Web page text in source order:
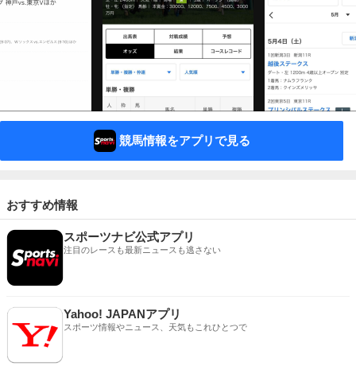
競馬情報をアプリで見る
おすすめ情報
スポーツナビ公式アプリ
注目のレースも最新ニュースも逃さない
Yahoo! JAPANアプリ
スポーツ情報やニュース、天気もこれひとつで